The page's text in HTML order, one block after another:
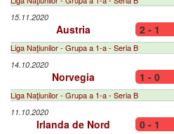
15.11.2020
Austria 2 - 1
Liga Naţiunilor - Grupa a 1-a - Seria B
14.10.2020
Norvegia 1 - 0
Liga Naţiunilor - Grupa a 1-a - Seria B
11.10.2020
Irlanda de Nord 0 - 1